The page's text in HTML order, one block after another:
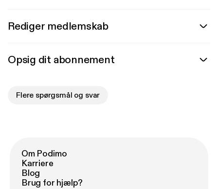
Rediger medlemskab
Opsig dit abonnement
Flere spørgsmål og svar
Om Podimo
Karriere
Blog
Brug for hjælp?